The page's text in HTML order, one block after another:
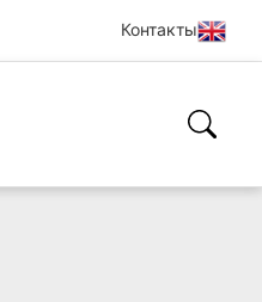
Контакты